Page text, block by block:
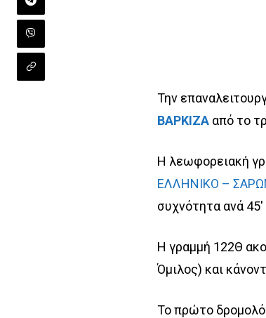
Την
ΒΑΡΚΙΖΑ από το
Η λεωφορειακή
ΕΛΛΗΝΙΚΟ –
συχνότητα ανά
Η γραμμή 122Θ
Όμιλος) και
Το πρώτο